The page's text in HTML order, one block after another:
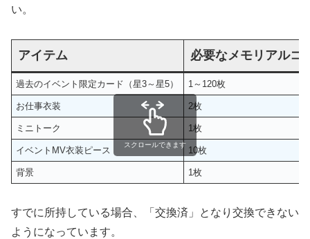
い。
アイテム 必要なメモリアルコ
過去のイベント限定カード（星3～星5） 1～120枚
お仕事衣装 2枚
ミニトーク 1枚
イベントMV衣装ピース 10枚
背景 1枚
スクロールできます
すでに所持している場合、「交換済」となり交換できない
ようになっています。